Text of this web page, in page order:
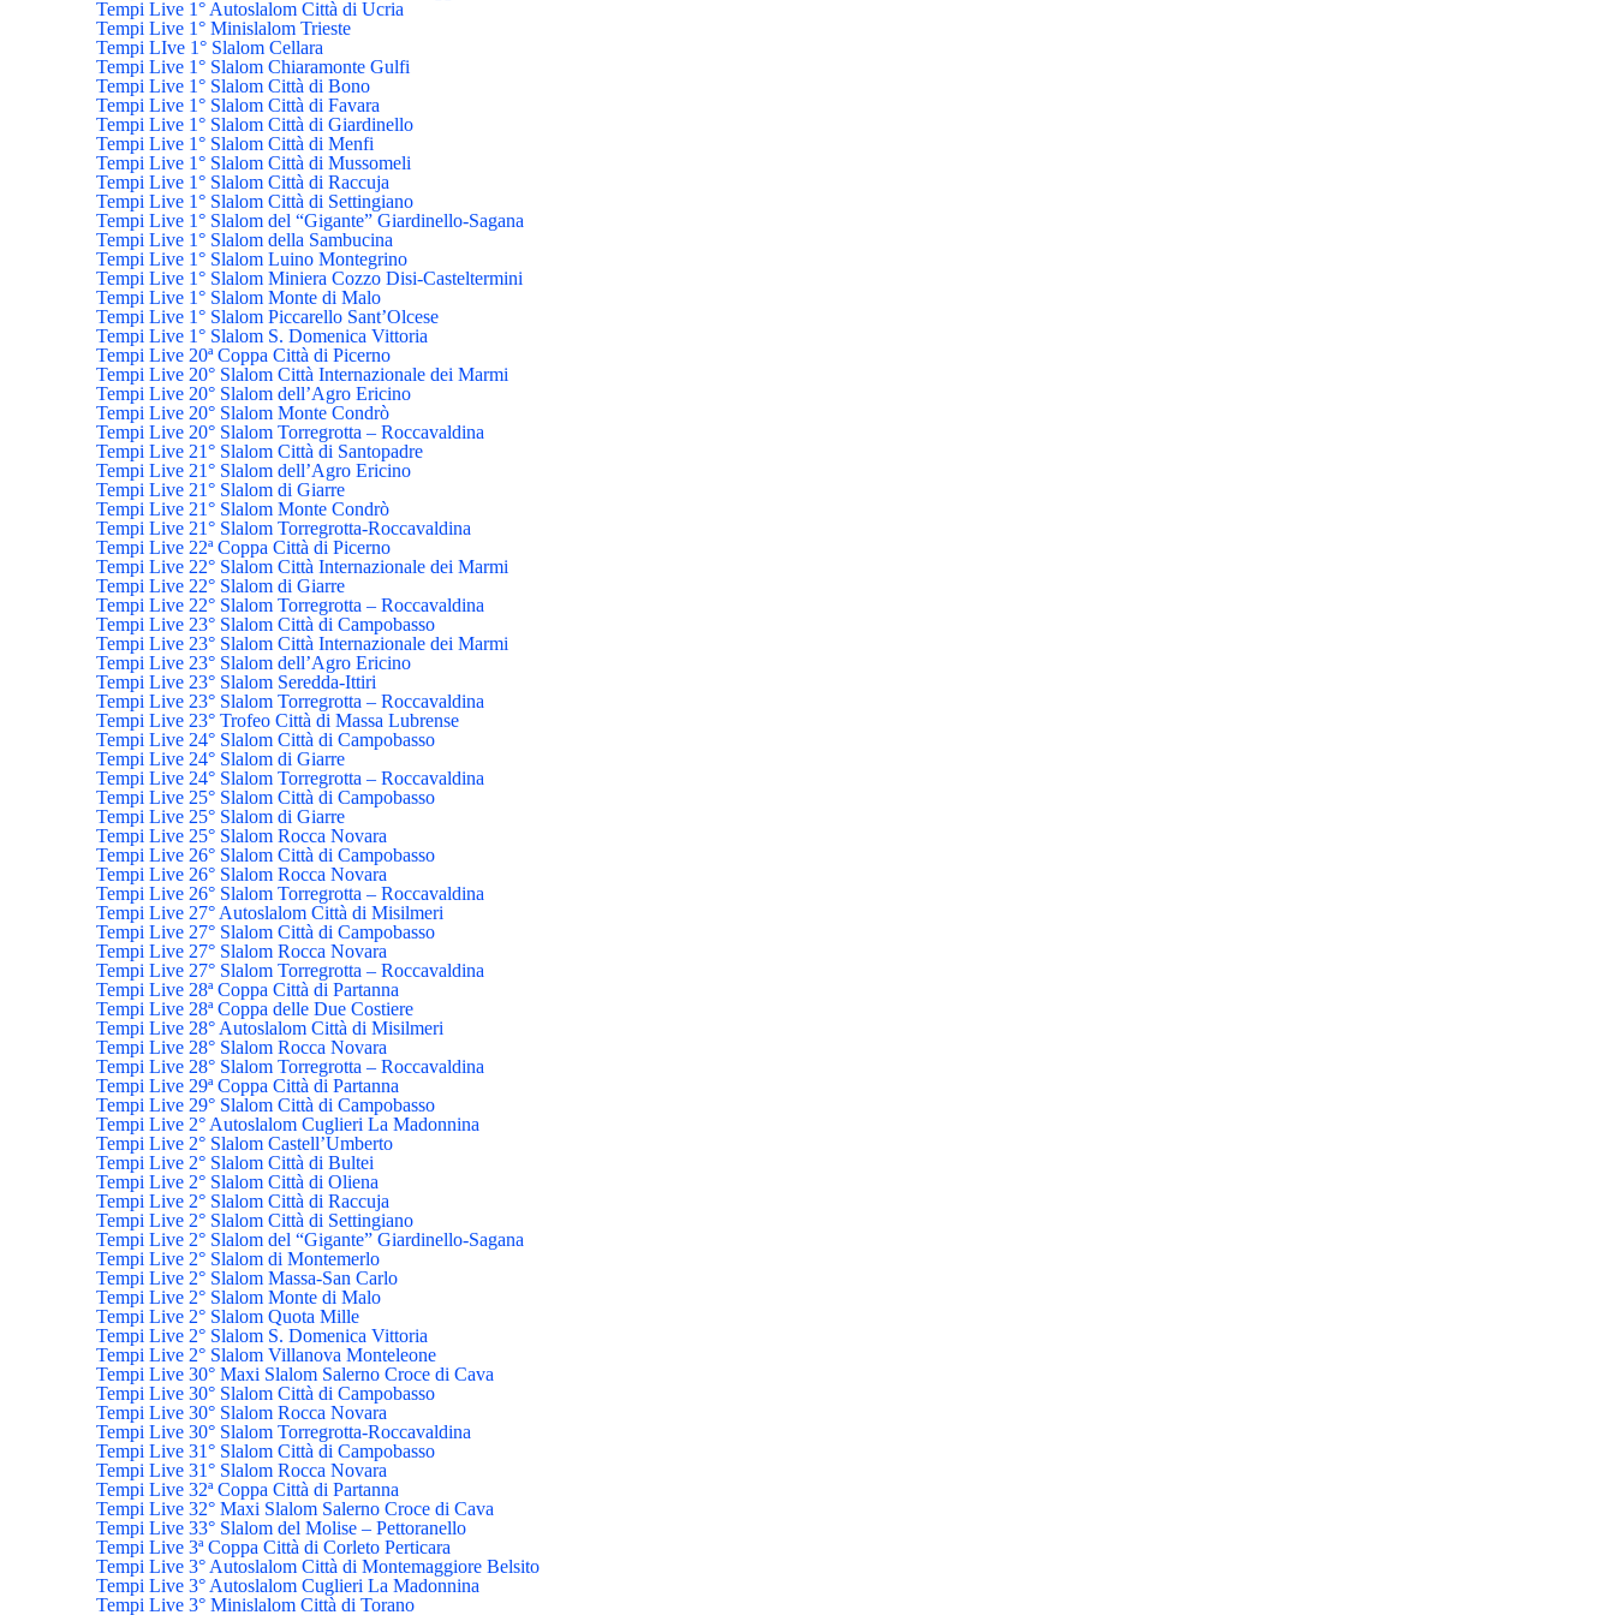
Tempi Live 1° Autoslalom Città di Ucria
Tempi Live 1° Minislalom Trieste
Tempi LIve 1° Slalom Cellara
Tempi Live 1° Slalom Chiaramonte Gulfi
Tempi Live 1° Slalom Città di Bono
Tempi Live 1° Slalom Città di Favara
Tempi Live 1° Slalom Città di Giardinello
Tempi Live 1° Slalom Città di Menfi
Tempi Live 1° Slalom Città di Mussomeli
Tempi Live 1° Slalom Città di Raccuja
Tempi Live 1° Slalom Città di Settingiano
Tempi Live 1° Slalom del “Gigante” Giardinello-Sagana
Tempi Live 1° Slalom della Sambucina
Tempi Live 1° Slalom Luino Montegrino
Tempi Live 1° Slalom Miniera Cozzo Disi-Casteltermini
Tempi Live 1° Slalom Monte di Malo
Tempi Live 1° Slalom Piccarello Sant’Olcese
Tempi Live 1° Slalom S. Domenica Vittoria
Tempi Live 20ª Coppa Città di Picerno
Tempi Live 20° Slalom Città Internazionale dei Marmi
Tempi Live 20° Slalom dell’Agro Ericino
Tempi Live 20° Slalom Monte Condrò
Tempi Live 20° Slalom Torregrotta – Roccavaldina
Tempi Live 21° Slalom Città di Santopadre
Tempi Live 21° Slalom dell’Agro Ericino
Tempi Live 21° Slalom di Giarre
Tempi Live 21° Slalom Monte Condrò
Tempi Live 21° Slalom Torregrotta-Roccavaldina
Tempi Live 22ª Coppa Città di Picerno
Tempi Live 22° Slalom Città Internazionale dei Marmi
Tempi Live 22° Slalom di Giarre
Tempi Live 22° Slalom Torregrotta – Roccavaldina
Tempi Live 23° Slalom Città di Campobasso
Tempi Live 23° Slalom Città Internazionale dei Marmi
Tempi Live 23° Slalom dell’Agro Ericino
Tempi Live 23° Slalom Seredda-Ittiri
Tempi Live 23° Slalom Torregrotta – Roccavaldina
Tempi Live 23° Trofeo Città di Massa Lubrense
Tempi Live 24° Slalom Città di Campobasso
Tempi Live 24° Slalom di Giarre
Tempi Live 24° Slalom Torregrotta – Roccavaldina
Tempi Live 25° Slalom Città di Campobasso
Tempi Live 25° Slalom di Giarre
Tempi Live 25° Slalom Rocca Novara
Tempi Live 26° Slalom Città di Campobasso
Tempi Live 26° Slalom Rocca Novara
Tempi Live 26° Slalom Torregrotta – Roccavaldina
Tempi Live 27° Autoslalom Città di Misilmeri
Tempi Live 27° Slalom Città di Campobasso
Tempi Live 27° Slalom Rocca Novara
Tempi Live 27° Slalom Torregrotta – Roccavaldina
Tempi Live 28ª Coppa Città di Partanna
Tempi Live 28ª Coppa delle Due Costiere
Tempi Live 28° Autoslalom Città di Misilmeri
Tempi Live 28° Slalom Rocca Novara
Tempi Live 28° Slalom Torregrotta – Roccavaldina
Tempi Live 29ª Coppa Città di Partanna
Tempi Live 29° Slalom Città di Campobasso
Tempi Live 2° Autoslalom Cuglieri La Madonnina
Tempi Live 2° Slalom Castell’Umberto
Tempi Live 2° Slalom Città di Bultei
Tempi Live 2° Slalom Città di Oliena
Tempi Live 2° Slalom Città di Raccuja
Tempi Live 2° Slalom Città di Settingiano
Tempi Live 2° Slalom del “Gigante” Giardinello-Sagana
Tempi Live 2° Slalom di Montemerlo
Tempi Live 2° Slalom Massa-San Carlo
Tempi Live 2° Slalom Monte di Malo
Tempi Live 2° Slalom Quota Mille
Tempi Live 2° Slalom S. Domenica Vittoria
Tempi Live 2° Slalom Villanova Monteleone
Tempi Live 30° Maxi Slalom Salerno Croce di Cava
Tempi Live 30° Slalom Città di Campobasso
Tempi Live 30° Slalom Rocca Novara
Tempi Live 30° Slalom Torregrotta-Roccavaldina
Tempi Live 31° Slalom Città di Campobasso
Tempi Live 31° Slalom Rocca Novara
Tempi Live 32ª Coppa Città di Partanna
Tempi Live 32° Maxi Slalom Salerno Croce di Cava
Tempi Live 33° Slalom del Molise – Pettoranello
Tempi Live 3ª Coppa Città di Corleto Perticara
Tempi Live 3° Autoslalom Città di Montemaggiore Belsito
Tempi Live 3° Autoslalom Cuglieri La Madonnina
Tempi Live 3° Minislalom Città di Torano